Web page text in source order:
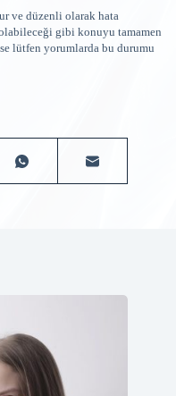
ve düzenli olarak hata
gibi konuyu tamamen
lütfen yorumlarda bu durumu